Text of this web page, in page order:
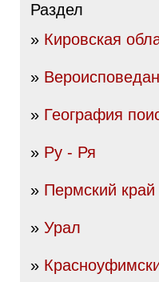
Раздел
» Кировская
»
» География
» Ру - Ря
» Пермский край
» Урал
»